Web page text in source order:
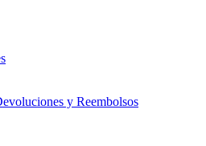
y Reembolsos